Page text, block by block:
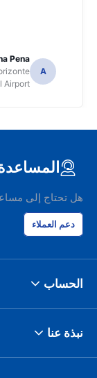
A
Pena
Airport
هل تحتاج إلى
دعم العملاء
الحساب
نبذة عنا